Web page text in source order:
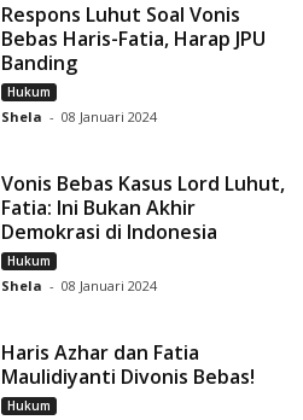
Respons Luhut Soal Vonis
Bebas Haris-Fatia, Harap JPU
Banding
Hukum
Shela - 08 Januari 2024
Vonis Bebas Kasus Lord Luhut,
Fatia: Ini Bukan Akhir
Demokrasi di Indonesia
Hukum
Shela - 08 Januari 2024
Haris Azhar dan Fatia
Maulidiyanti Divonis Bebas!
Hukum